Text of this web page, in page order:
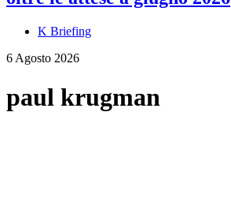
K Briefing
6 Agosto 2026
paul krugman